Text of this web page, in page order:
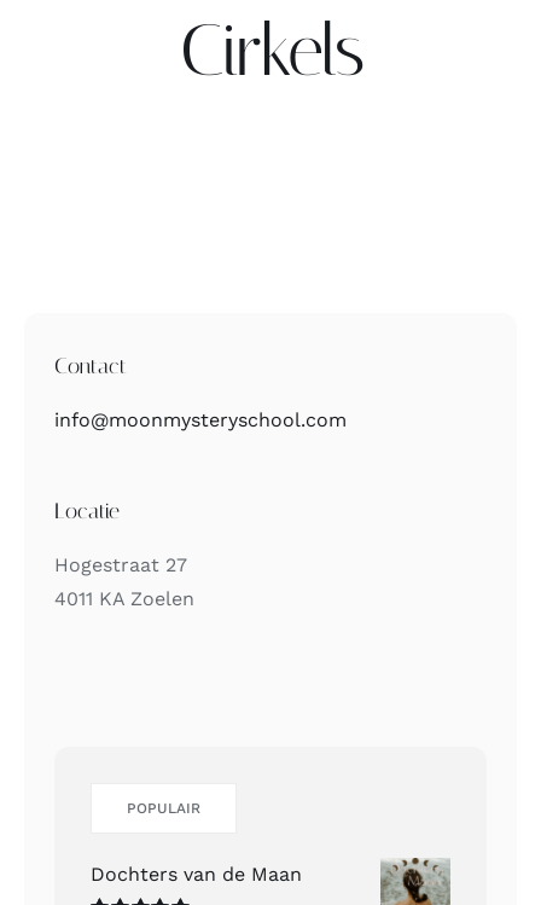
Contact
Cirkels
Contact
info@moonmysteryschool.com
Locatie
Hogestraat 27
4011 KA Zoelen
POPULAIR
Dochters van de Maan